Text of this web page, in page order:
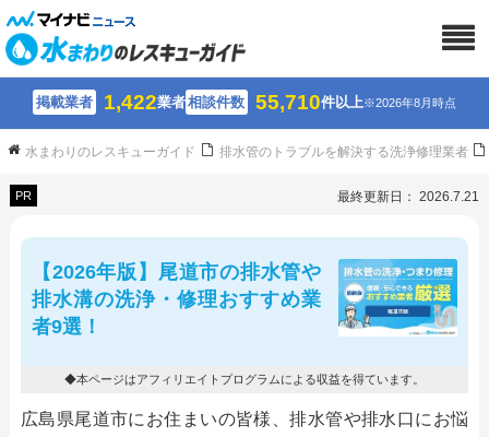
掲載業者 1,422業者相談件数 55,710件以上※2026年8月時点
水まわりのレスキューガイド 排水管のトラブルを解決する洗浄修理業者
PR 最終更新日： 2026.7.21
【2026年版】尾道市の排水管や
排水溝の洗浄・修理おすすめ業
者9選！
◆本ページはアフィリエイトプログラムによる収益を得ています。
広島県尾道市にお住まいの皆様、排水管や排水口にお悩